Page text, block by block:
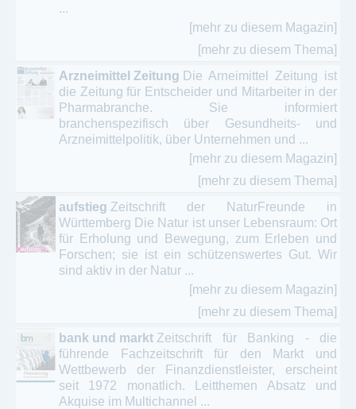
Jagd - Fischerei - Angelsport
Leichtathletik - Laufsport - Marathon
Motorsport - Kartsport – Touring
Online Magazin / ePaper - Sport- Fitness
Pferdesport - Reitsport - Pferdesportmagazine
Radsport – Rennrad - Bikesport
Schachmagazine – Schachzeitschriften - Schach
Sportschießen - Bogenschießen - Schießsport
Tanzsport - Turniertanz
Wandern - Bergsteigen - Alpinismus
Wassersport - Segeln – Surfen – Rudersport -
Tauchen
...
[mehr zu diesem Magazin]
[mehr zu diesem Thema]
Arzneimittel Zeitung Die Arneimittel Zeitung ist
die Zeitung für Entscheider und Mitarbeiter in der
Pharmabranche. Sie informiert
branchenspezifisch über Gesundheits- und
Arzneimittelpolitik, über Unternehmen und ...
[mehr zu diesem Magazin]
[mehr zu diesem Thema]
aufstieg Zeitschrift der NaturFreunde in
Württemberg Die Natur ist unser Lebensraum: Ort
für Erholung und Bewegung, zum Erleben und
Forschen; sie ist ein schützenswertes Gut. Wir
sind aktiv in der Natur ...
[mehr zu diesem Magazin]
[mehr zu diesem Thema]
bank und markt Zeitschrift für Banking - die
führende Fachzeitschrift für den Markt und
Wettbewerb der Finanzdienstleister, erscheint
seit 1972 monatlich. Leitthemen Absatz und
Akquise im Multichannel ...